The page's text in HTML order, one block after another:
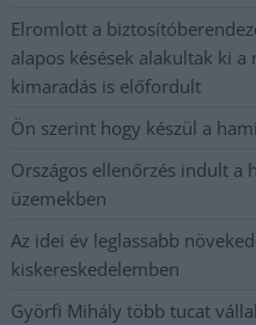
Elromlott a
alapos késések alakultak ki
kimaradás is előfordult
Ön szerint hogy készül a
Országos ellenőrzés indult a
üzemekben
Az idei év leglassabb
kiskereskedelemben
Györfi Mihály több tucat